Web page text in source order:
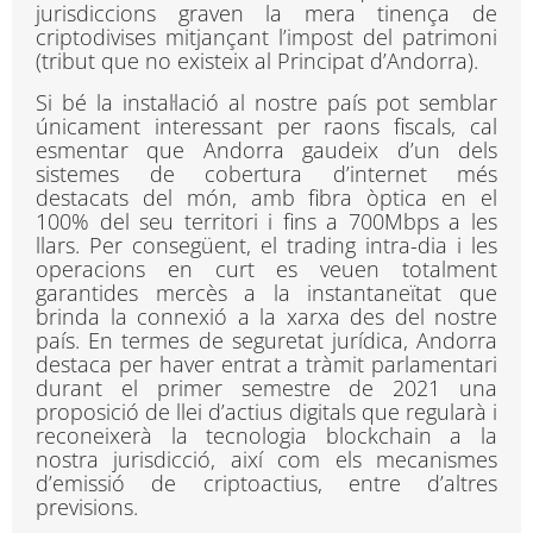
jurisdiccions graven la mera tinença de
criptodivises mitjançant l’impost del patrimoni
(tribut que no existeix al Principat d’Andorra).
Si bé la instal·lació al nostre país pot semblar
únicament interessant per raons fiscals, cal
esmentar que Andorra gaudeix d’un dels
sistemes de cobertura d’internet més
destacats del món, amb fibra òptica en el
100% del seu territori i fins a 700Mbps a les
llars. Per consegüent, el trading intra-dia i les
operacions en curt es veuen totalment
garantides mercès a la instantaneïtat que
brinda la connexió a la xarxa des del nostre
país. En termes de seguretat jurídica, Andorra
destaca per haver entrat a tràmit parlamentari
durant el primer semestre de 2021 una
proposició de llei d’actius digitals que regularà i
reconeixerà la tecnologia blockchain a la
nostra jurisdicció, així com els mecanismes
d’emissió de criptoactius, entre d’altres
previsions.